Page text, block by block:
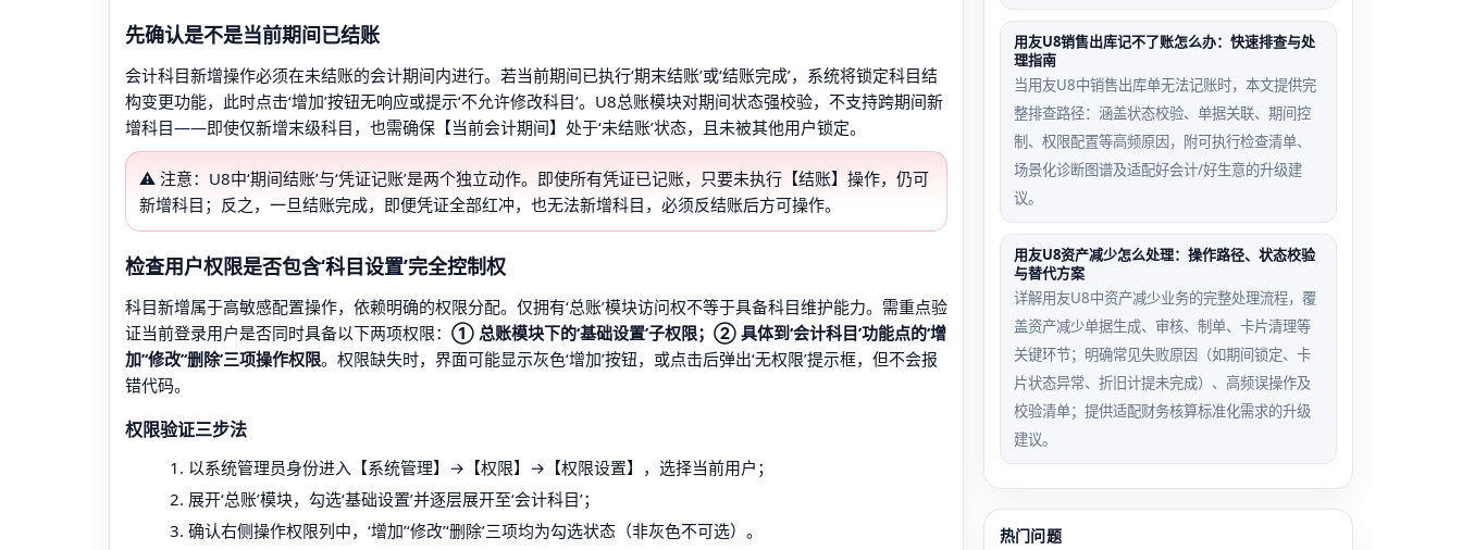
先确认是不是当前期间已结账
会计科目新增操作必须在未结账的会计期间内进行。若当前期间已执行‘期末结账’或‘结账完成’，系统将锁定科目结
构变更功能，此时点击‘增加’按钮无响应或提示‘不允许修改科目’。U8总账模块对期间状态强校验，不支持跨期间新
增科目——即使仅新增末级科目，也需确保【当前会计期间】处于‘未结账’状态，且未被其他用户锁定。
⚠️ 注意：U8中‘期间结账’与‘凭证记账’是两个独立动作。即使所有凭证已记账，只要未执行【结账】操作，仍可
新增科目；反之，一旦结账完成，即便凭证全部红冲，也无法新增科目，必须反结账后方可操作。
检查用户权限是否包含‘科目设置’完全控制权
科目新增属于高敏感配置操作，依赖明确的权限分配。仅拥有‘总账’模块访问权不等于具备科目维护能力。需重点验
证当前登录用户是否同时具备以下两项权限： ① 总账模块下的‘基础设置’子权限；② 具体到‘会计科目’功能点的‘增
加’‘修改’‘删除’三项操作权限。权限缺失时，界面可能显示灰色‘增加’按钮，或点击后弹出‘无权限’提示框，但不会报
错代码。
权限验证三步法
以系统管理员身份进入【系统管理】→【权限】→【权限设置】，选择当前用户；
展开‘总账’模块，勾选‘基础设置’并逐层展开至‘会计科目’；
确认右侧操作权限列中，‘增加’‘修改’‘删除’三项均为勾选状态（非灰色不可选）。
用友U8销售出库记不了账怎么办：快速排查与处
理指南
当用友U8中销售出库单无法记账时，本文提供完
整排查路径：涵盖状态校验、单据关联、期间控
制、权限配置等高频原因，附可执行检查清单、
场景化诊断图谱及适配好会计/好生意的升级建
议。
用友U8资产减少怎么处理：操作路径、状态校验
与替代方案
详解用友U8中资产减少业务的完整处理流程，覆
盖资产减少单据生成、审核、制单、卡片清理等
关键环节；明确常见失败原因（如期间锁定、卡
片状态异常、折旧计提未完成）、高频误操作及
校验清单；提供适配财务核算标准化需求的升级
建议。
热门问题